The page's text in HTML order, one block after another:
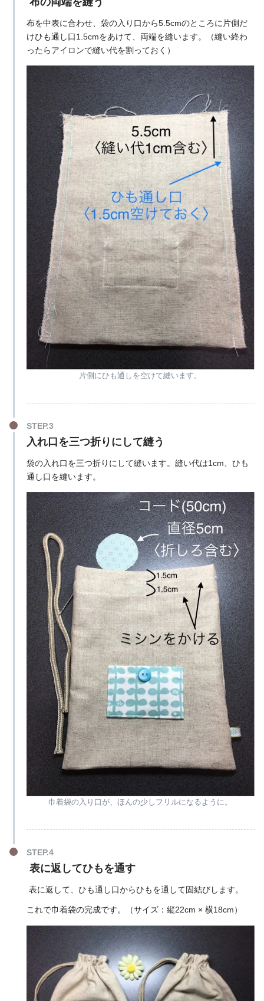
布を中表に合わせ、袋の入り口から5.5cmのところに片側だ
けひも通し口1.5cmをあけて、両端を縫います。（縫い終わ
ったらアイロンで縫い代を割っておく）
片側にひも通しを空けて縫います。
入れ口を三つ折りにして縫う
袋の入れ口を三つ折りにして縫います。縫い代は1cm、ひも
通し口を縫います。
巾着袋の入り口が、ほんの少しフリルになるように。
表に返してひもを通す
表に返して、ひも通し口からひもを通して固結びします。
これで巾着袋の完成です。（サイズ：縦22cm × 横18cm）